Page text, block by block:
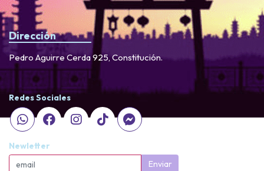
Dirección
Pedro Aguirre Cerda 925, Constitución.
Redes Sociales
Newletter
Enviar